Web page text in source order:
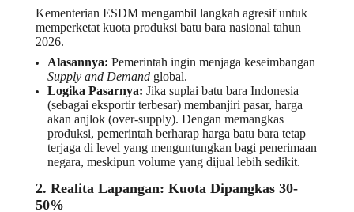
Kementerian ESDM mengambil langkah agresif untuk
memperketat kuota produksi batu bara nasional tahun
2026.
Alasannya: Pemerintah ingin menjaga keseimbangan
Supply and Demand global.
Logika Pasarnya: Jika suplai batu bara Indonesia
(sebagai eksportir terbesar) membanjiri pasar, harga
akan anjlok (over-supply). Dengan memangkas
produksi, pemerintah berharap harga batu bara tetap
terjaga di level yang menguntungkan bagi penerimaan
negara, meskipun volume yang dijual lebih sedikit.
2. Realita Lapangan: Kuota Dipangkas 30-
50%